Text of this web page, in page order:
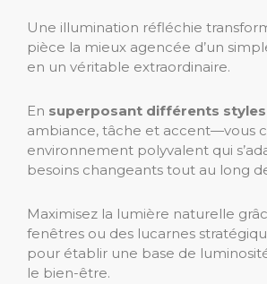
Une illumination réfléchie
pièce la mieux agencée d’un
en un véritable extraordinaire.
En superposant différents styles
ambiance, tâche et accent—vous
environnement polyvalent qui
besoins changeants tout au long
Maximisez la lumière naturelle
fenêtres ou des lucarnes
pour établir une base de
le bien-être.